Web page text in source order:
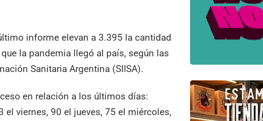
informe elevan a 3.395 la cantidad
la pandemia llegó al país, según las
Sanitaria Argentina (SIISA).
en relación a los últimos días:
viernes, 90 el jueves, 75 el miércoles,